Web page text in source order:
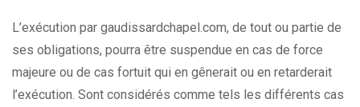
L’exécution par gaudissardchapel.com, de tout ou partie de
ses obligations, pourra être suspendue en cas de force
majeure ou de cas fortuit qui en gênerait ou en retarderait
l’exécution. Sont considérés comme tels les différents cas